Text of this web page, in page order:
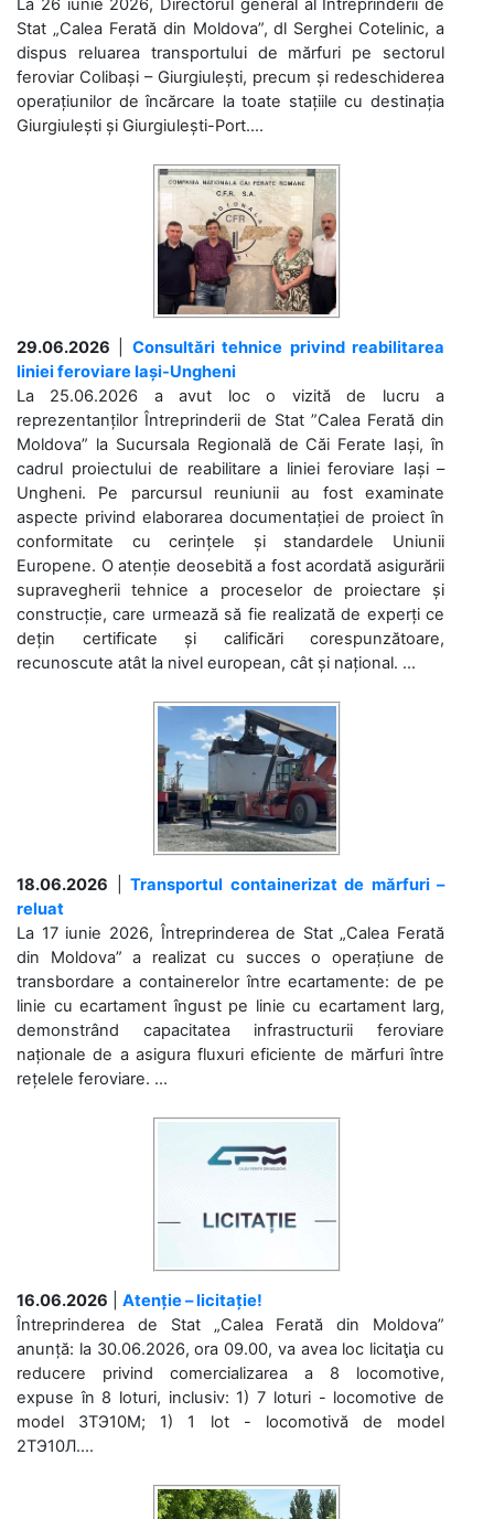
La 26 iunie 2026, Directorul general al Întreprinderii de
Stat „Calea Ferată din Moldova”, dl Serghei Cotelinic, a
dispus reluarea transportului de mărfuri pe sectorul
feroviar Colibași – Giurgiulești, precum și redeschiderea
operațiunilor de încărcare la toate stațiile cu destinația
Giurgiulești și Giurgiulești-Port....
29.06.2026
Consultări tehnice privind reabilitarea
liniei feroviare Iași-Ungheni
La 25.06.2026 a avut loc o vizită de lucru a
reprezentanților Întreprinderii de Stat ”Calea Ferată din
Moldova” la Sucursala Regională de Căi Ferate Iași, în
cadrul proiectului de reabilitare a liniei feroviare Iași –
Ungheni. Pe parcursul reuniunii au fost examinate
aspecte privind elaborarea documentației de proiect în
conformitate cu cerințele și standardele Uniunii
Europene. O atenție deosebită a fost acordată asigurării
supravegherii tehnice a proceselor de proiectare și
construcție, care urmează să fie realizată de experți ce
dețin certificate și calificări corespunzătoare,
recunoscute atât la nivel european, cât și național. ...
18.06.2026
Transportul containerizat de mărfuri –
reluat
La 17 iunie 2026, Întreprinderea de Stat „Calea Ferată
din Moldova” a realizat cu succes o operațiune de
transbordare a containerelor între ecartamente: de pe
linie cu ecartament îngust pe linie cu ecartament larg,
demonstrând capacitatea infrastructurii feroviare
naționale de a asigura fluxuri eficiente de mărfuri între
rețelele feroviare. ...
16.06.2026
Atenție – licitație!
Întreprinderea de Stat „Calea Ferată din Moldova”
anunță: la 30.06.2026, ora 09.00, va avea loc licitaţia cu
reducere privind comercializarea a 8 locomotive,
expuse în 8 loturi, inclusiv: 1) 7 loturi - locomotive de
model 3ТЭ10М; 1) 1 lot - locomotivă de model
2ТЭ10Л....